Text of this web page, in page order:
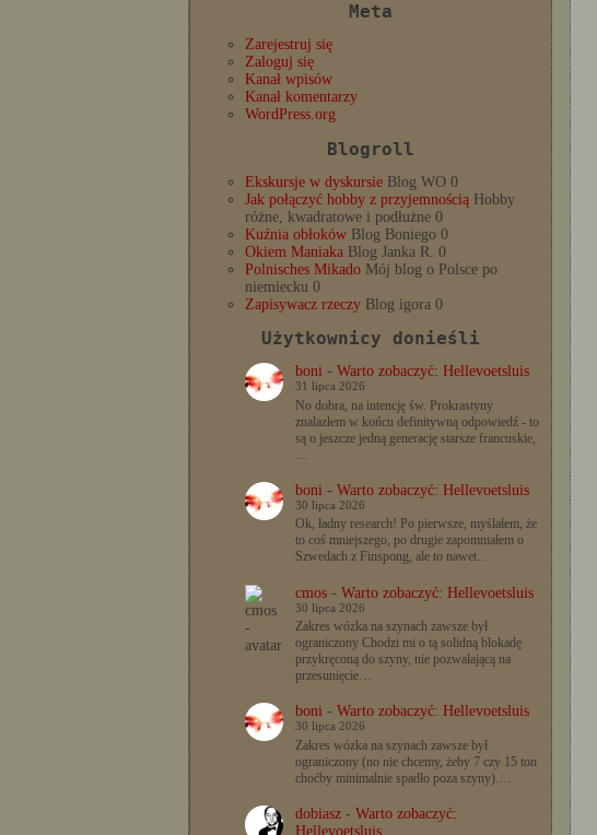
Meta
Zarejestruj się
Zaloguj się
Kanał wpisów
Kanał komentarzy
WordPress.org
Blogroll
Ekskursje w dyskursie Blog WO 0
Jak połączyć hobby z przyjemnością Hobby
różne, kwadratowe i podłużne 0
Kuźnia obłoków Blog Boniego 0
Okiem Maniaka Blog Janka R. 0
Polnisches Mikado Mój blog o Polsce po
niemiecku 0
Zapisywacz rzeczy Blog igora 0
Użytkownicy donieśli
boni- Warto zobaczyć: Hellevoetsluis
31 lipca 2026
No dobra, na intencję św. Prokrastyny
znalazłem w końcu definitywną odpowiedź - to
są o jeszcze jedną generację starsze francuskie,
…
boni- Warto zobaczyć: Hellevoetsluis
30 lipca 2026
Ok, ładny research! Po pierwsze, myślałem, że
to coś mniejszego, po drugie zapomniałem o
Szwedach z Finspong, ale to nawet…
cmos- Warto zobaczyć: Hellevoetsluis
30 lipca 2026
Zakres wózka na szynach zawsze był
ograniczony Chodzi mi o tą solidną blokadę
przykręconą do szyny, nie pozwalającą na
przesunięcie…
boni- Warto zobaczyć: Hellevoetsluis
30 lipca 2026
Zakres wózka na szynach zawsze był
ograniczony (no nie chcemy, żeby 7 czy 15 ton
choćby minimalnie spadło poza szyny).…
dobiasz- Warto zobaczyć:
Hellevoetsluis